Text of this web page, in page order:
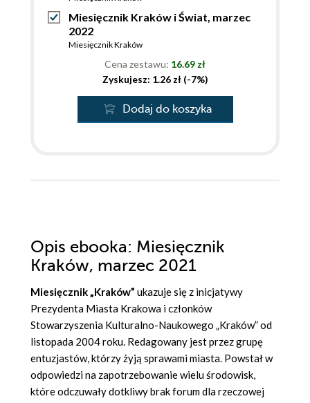
Miesięcznik Kraków i Świat, marzec
2022
Miesięcznik Kraków
Cena zestawu: 16.69 zł
Zyskujesz: 1.26 zł (-7%)
Dodaj do koszyka
Opis ebooka: Miesięcznik
Kraków, marzec 2021
Miesięcznik „Kraków” ukazuje się z inicjatywy
Prezydenta Miasta Krakowa i członków
Stowarzyszenia Kulturalno-Naukowego „Kraków” od
listopada 2004 roku. Redagowany jest przez grupę
entuzjastów, którzy żyją sprawami miasta. Powstał w
odpowiedzi na zapotrzebowanie wielu środowisk,
które odczuwały dotkliwy brak forum dla rzeczowej